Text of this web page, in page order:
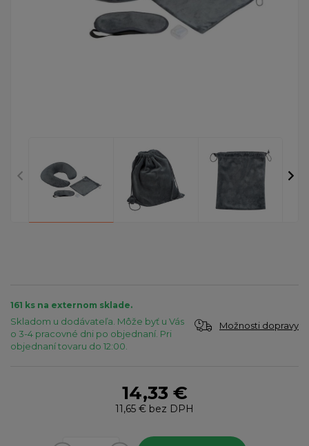
161 ks na externom sklade.
Skladom u dodávateľa. Môže byť u Vás
o 3-4 pracovné dni po objednaní. Pri
objednaní tovaru do 12:00.
Možnosti dopravy
14,33 €
11,65 € bez DPH